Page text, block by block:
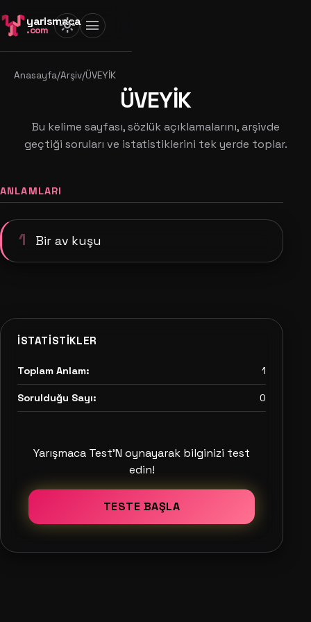
yarismaca
.com light_mode menu
Anasayfa/Arşiv/ÜVEYİK
ÜVEYİK
Bu kelime sayfası, sözlük açıklamalarını, arşivde
geçtiği soruları ve istatistiklerini tek yerde toplar.
ANLAMLARI
1 Bir av kuşu
İSTATISTIKLER
Toplam Anlam: 1
Sorulduğu Sayı: 0
Yarışmaca Test'N oynayarak bilginizi test
edin!
TESTE BAŞLA